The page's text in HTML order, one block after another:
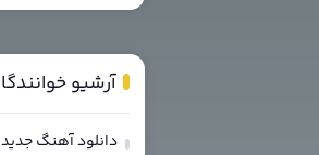
آرشیو
دانلود آهنگ جدید